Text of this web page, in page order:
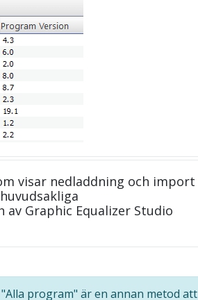
visar nedladdning och import
Graphic Equalizer Studio
program" är en annan metod att